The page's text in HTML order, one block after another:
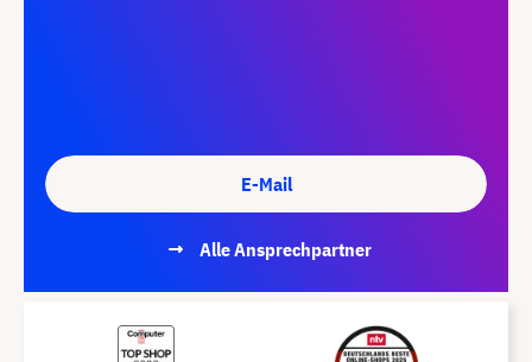
E-Mail
Alle Ansprechpartner